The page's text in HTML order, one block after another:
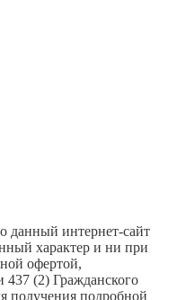
данный интернет-сайт
характер и ни при
офертой,
(2) Гражданского
получения подробной